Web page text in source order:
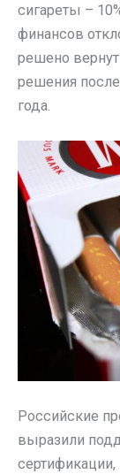
сигареты –
финансов
решено
решения
года.
Российские
выразили
сертификации,